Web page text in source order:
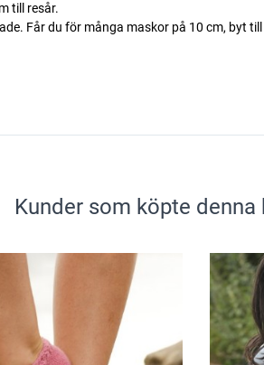
till resår.
Får du för många maskor på 10 cm, byt
Kunder som köpte